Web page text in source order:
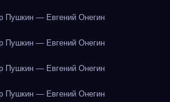
Пушкин — Евгений Онегин
Пушкин — Евгений Онегин
Пушкин — Евгений Онегин
Пушкин — Евгений Онегин